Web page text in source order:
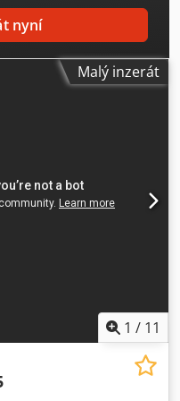
v nabídce.
nyní
Malý inzerát
1 / 11